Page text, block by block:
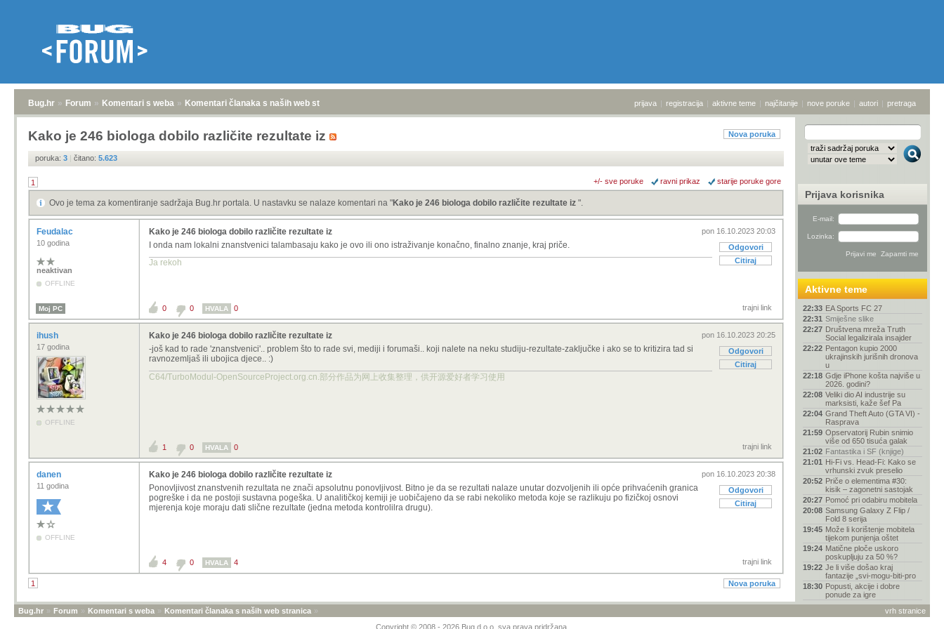
Bug.hr » Forum » Komentari s weba » Komentari članaka s naših web stranica prijava | registracija | aktivne teme | najčitanije | nove poruke | autori | pretraga
Nova poruka
Kako je 246 biologa dobilo različite rezultate iz
poruka: 3 | čitano: 5.623
1 +/- sve poruke ravni prikaz starije poruke gore
Ovo je tema za komentiranje sadržaja Bug.hr portala. U nastavku se nalaze komentari na "Kako je 246 biologa dobilo različite rezultate iz ".
Feudalac
10 godina
neaktivan
OFFLINE
pon 16.10.2023 20:03
Odgovori
Citiraj
Kako je 246 biologa dobilo različite rezultate iz
I onda nam lokalni znanstvenici talambasaju kako je ovo ili ono istraživanje konačno, finalno znanje, kraj priče.
Ja rekoh
Moj PC trajni link
0 0 HVALA 0
ihush
17 godina
OFFLINE
pon 16.10.2023 20:25
Odgovori
Citiraj
Kako je 246 biologa dobilo različite rezultate iz
-još kad to rade 'znanstvenici'.. problem što to rade svi, mediji i forumaši.. koji nalete na neku studiju-rezultate-zaključke i ako se to kritizira tad si
ravnozemljaš ili ubojica djece.. :)
C64/TurboModul-OpenSourceProject.org.cn.部分作品为网上收集整理，供开源爱好者学习使用
trajni link
1 0 HVALA 0
danen
11 godina
OFFLINE
pon 16.10.2023 20:38
Odgovori
Citiraj
Kako je 246 biologa dobilo različite rezultate iz
Ponovljivost znanstvenih rezultata ne znači apsolutnu ponovljivost. Bitno je da se rezultati nalaze unutar dozvoljenih ili opće prihvaćenih granica
pogreške i da ne postoji sustavna pogeška. U analitičkoj kemiji je uobičajeno da se rabi nekoliko metoda koje se razlikuju po fizičkoj osnovi
mjerenja koje moraju dati slične rezultate (jedna metoda kontrolilra drugu).
trajni link
4 0 HVALA 4
1 Nova poruka
Prijava korisnika
E-mail:
Lozinka:
Aktivne teme
22:33 EA Sports FC 27
22:31 Smiješne slike
22:27 Društvena mreža Truth
Social legalizirala insajder
22:22 Pentagon kupio 2000
ukrajinskih jurišnih dronova
u
22:18 Gdje iPhone košta najviše u
2026. godini?
22:08 Veliki dio AI industrije su
marksisti, kaže šef Pa
22:04 Grand Theft Auto (GTA VI) -
Rasprava
21:59 Opservatorij Rubin snimio
više od 650 tisuća galak
21:02 Fantastika i SF (knjige)
21:01 Hi-Fi vs. Head-Fi: Kako se
vrhunski zvuk preselio
20:52 Priče o elementima #30:
kisik – zagonetni sastojak
20:27 Pomoć pri odabiru mobitela
20:08 Samsung Galaxy Z Flip /
Fold 8 serija
19:45 Može li korištenje mobitela
tijekom punjenja oštet
19:24 Matične ploče uskoro
poskupljuju za 50 %?
19:22 Je li više došao kraj
fantazije „svi-mogu-biti-pro
18:30 Popusti, akcije i dobre
ponude za igre
18:03 Pucanje foruma i login na
vrh stranice
Bug.hr » Forum » Komentari s weba » Komentari članaka s naših web stranica »
Copyright © 2008 - 2026 Bug d.o.o. sva prava pridržana.